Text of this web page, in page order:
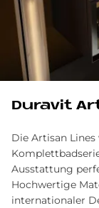
Du­ra­vit
Die Artisan
Ausstattung
Hochwertige
internationaler